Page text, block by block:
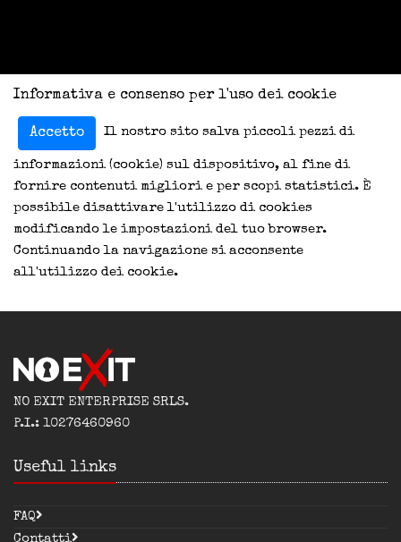
Informativa e consenso per l'uso dei cookie
Accetto Il nostro sito salva piccoli pezzi di
informazioni (cookie) sul dispositivo, al fine di
fornire contenuti migliori e per scopi statistici. È
possibile disattivare l'utilizzo di cookies
modificando le impostazioni del tuo browser.
Continuando la navigazione si acconsente
all'utilizzo dei cookie.
NO EXIT ENTERPRISE SRLS.
P.I.: 10276460960
Useful links
FAQ
Contatti